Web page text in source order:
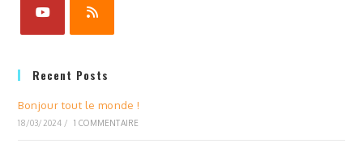
Recent Posts
Bonjour tout le monde !
18/03/2024 / 1 COMMENTAIRE